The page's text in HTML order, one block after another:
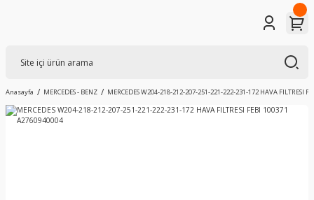
Anasayfa MERCEDES - BENZ MERCEDES W204-218-212-207-251-221-222-231-172 HAVA FILTRESI